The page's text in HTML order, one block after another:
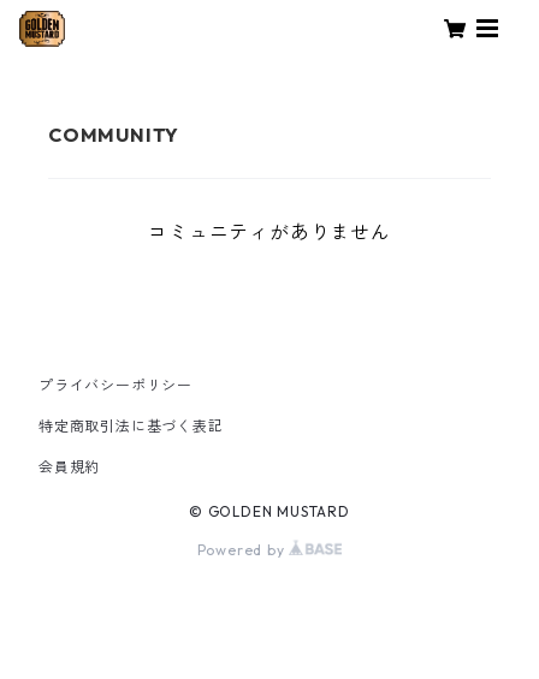
コミュニティがありません
プライバシーポリシー
特定商取引法に基づく表記
会員規約
© GOLDEN MUSTARD
Powered by